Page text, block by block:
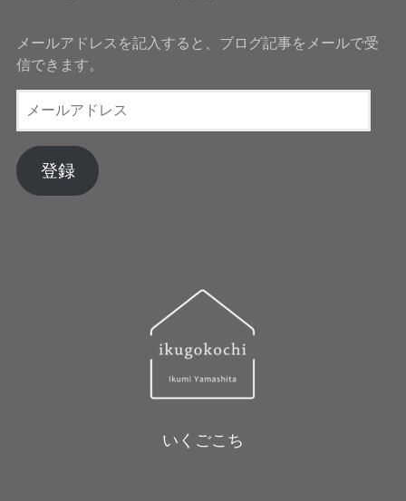
メールアドレスを記入すると、ブログ記事をメールで受
信できます。
ー
ア
ド
登録
いくごこち